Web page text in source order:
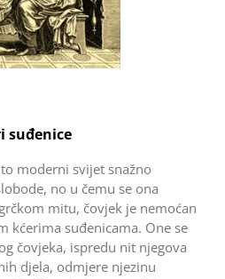
suđenice
moderni svijet snažno
no u čemu se ona
mitu, čovjek je nemoćan
kćerima suđenicama. One se
čovjeka, ispredu nit njegova
djela, odmjere njezinu